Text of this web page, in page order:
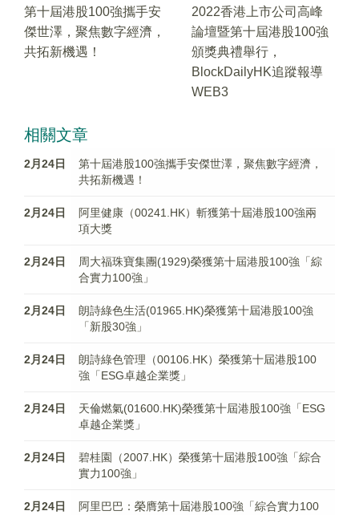
第十屆港股100強攜手安
傑世澤，聚焦數字經濟，
共拓新機遇！
2022香港上市公司高峰
論壇暨第十屆港股100強
頒獎典禮舉行，
BlockDailyHK追蹤報導
WEB3
相關文章
2月24日
第十屆港股100強攜手安傑世澤，聚焦數字經濟，
共拓新機遇！
2月24日
阿里健康（00241.HK）斬獲第十屆港股100強兩
項大獎
2月24日
周大福珠寶集團(1929)榮獲第十屆港股100強「綜
合實力100強」
2月24日
朗詩綠色生活(01965.HK)榮獲第十屆港股100強
「新股30強」
2月24日
朗詩綠色管理（00106.HK）榮獲第十屆港股100
強「ESG卓越企業獎」
2月24日
天倫燃氣(01600.HK)榮獲第十屆港股100強「ESG
卓越企業獎」
2月24日
碧桂園（2007.HK）榮獲第十屆港股100強「綜合
實力100強」
2月24日
阿里巴巴：榮膺第十屆港股100強「綜合實力100